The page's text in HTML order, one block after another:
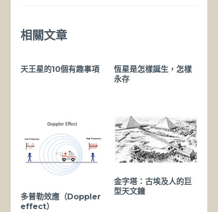
相關文章
天王星的10個有趣事項
恆星是怎樣誕生，怎樣
永存
多普勒效應（Doppler
effect）
金字塔：古埃及人的巨
型天文鐘